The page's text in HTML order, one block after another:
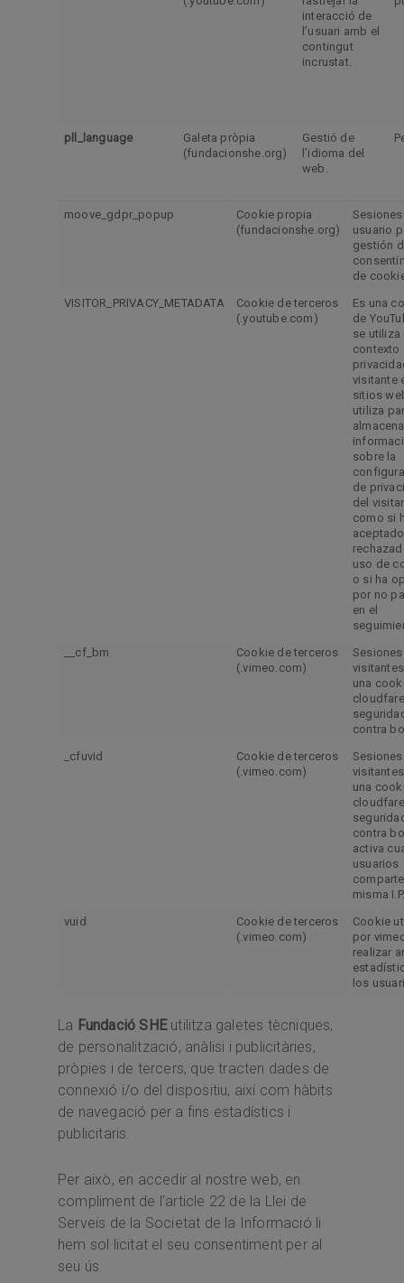
interacció de
l’usuari amb el
contingut
incrustat.
pll_language
Galeta pròpia
(fundacionshe.org)
Gestió de
l’idioma del
web.
moove_gdpr_popup
Cookie propia
(fundacionshe.org)
usuario
gestión
de
VISITOR_PRIVACY_METADATA
Cookie de terceros
(.youtube.com)
Es una
de
se utiliza
contexto
visitante
sitios
utiliza
sobre la
de
del
como si
uso de
o si ha
por no
en el
__cf_bm
Cookie de terceros
(.vimeo.com)
una
contra
_cfuvid
Cookie de terceros
(.vimeo.com)
una
contra
activa
usuarios
misma
vuid
Cookie de terceros
(.vimeo.com)
Cookie
por
realizar
los
La Fundació SHEutilitza galetes tècniques,
de personalització, anàlisi i publicitàries,
pròpies i de tercers, que tracten dades de
connexió i/o del dispositiu, així com hàbits
de navegació per a fins estadístics i
publicitaris.
Per això, en accedir al nostre web, en
compliment de l’article 22 de la Llei de
Serveis de la Societat de la Informació li
hem sol·licitat el seu consentiment per al
seu ús.